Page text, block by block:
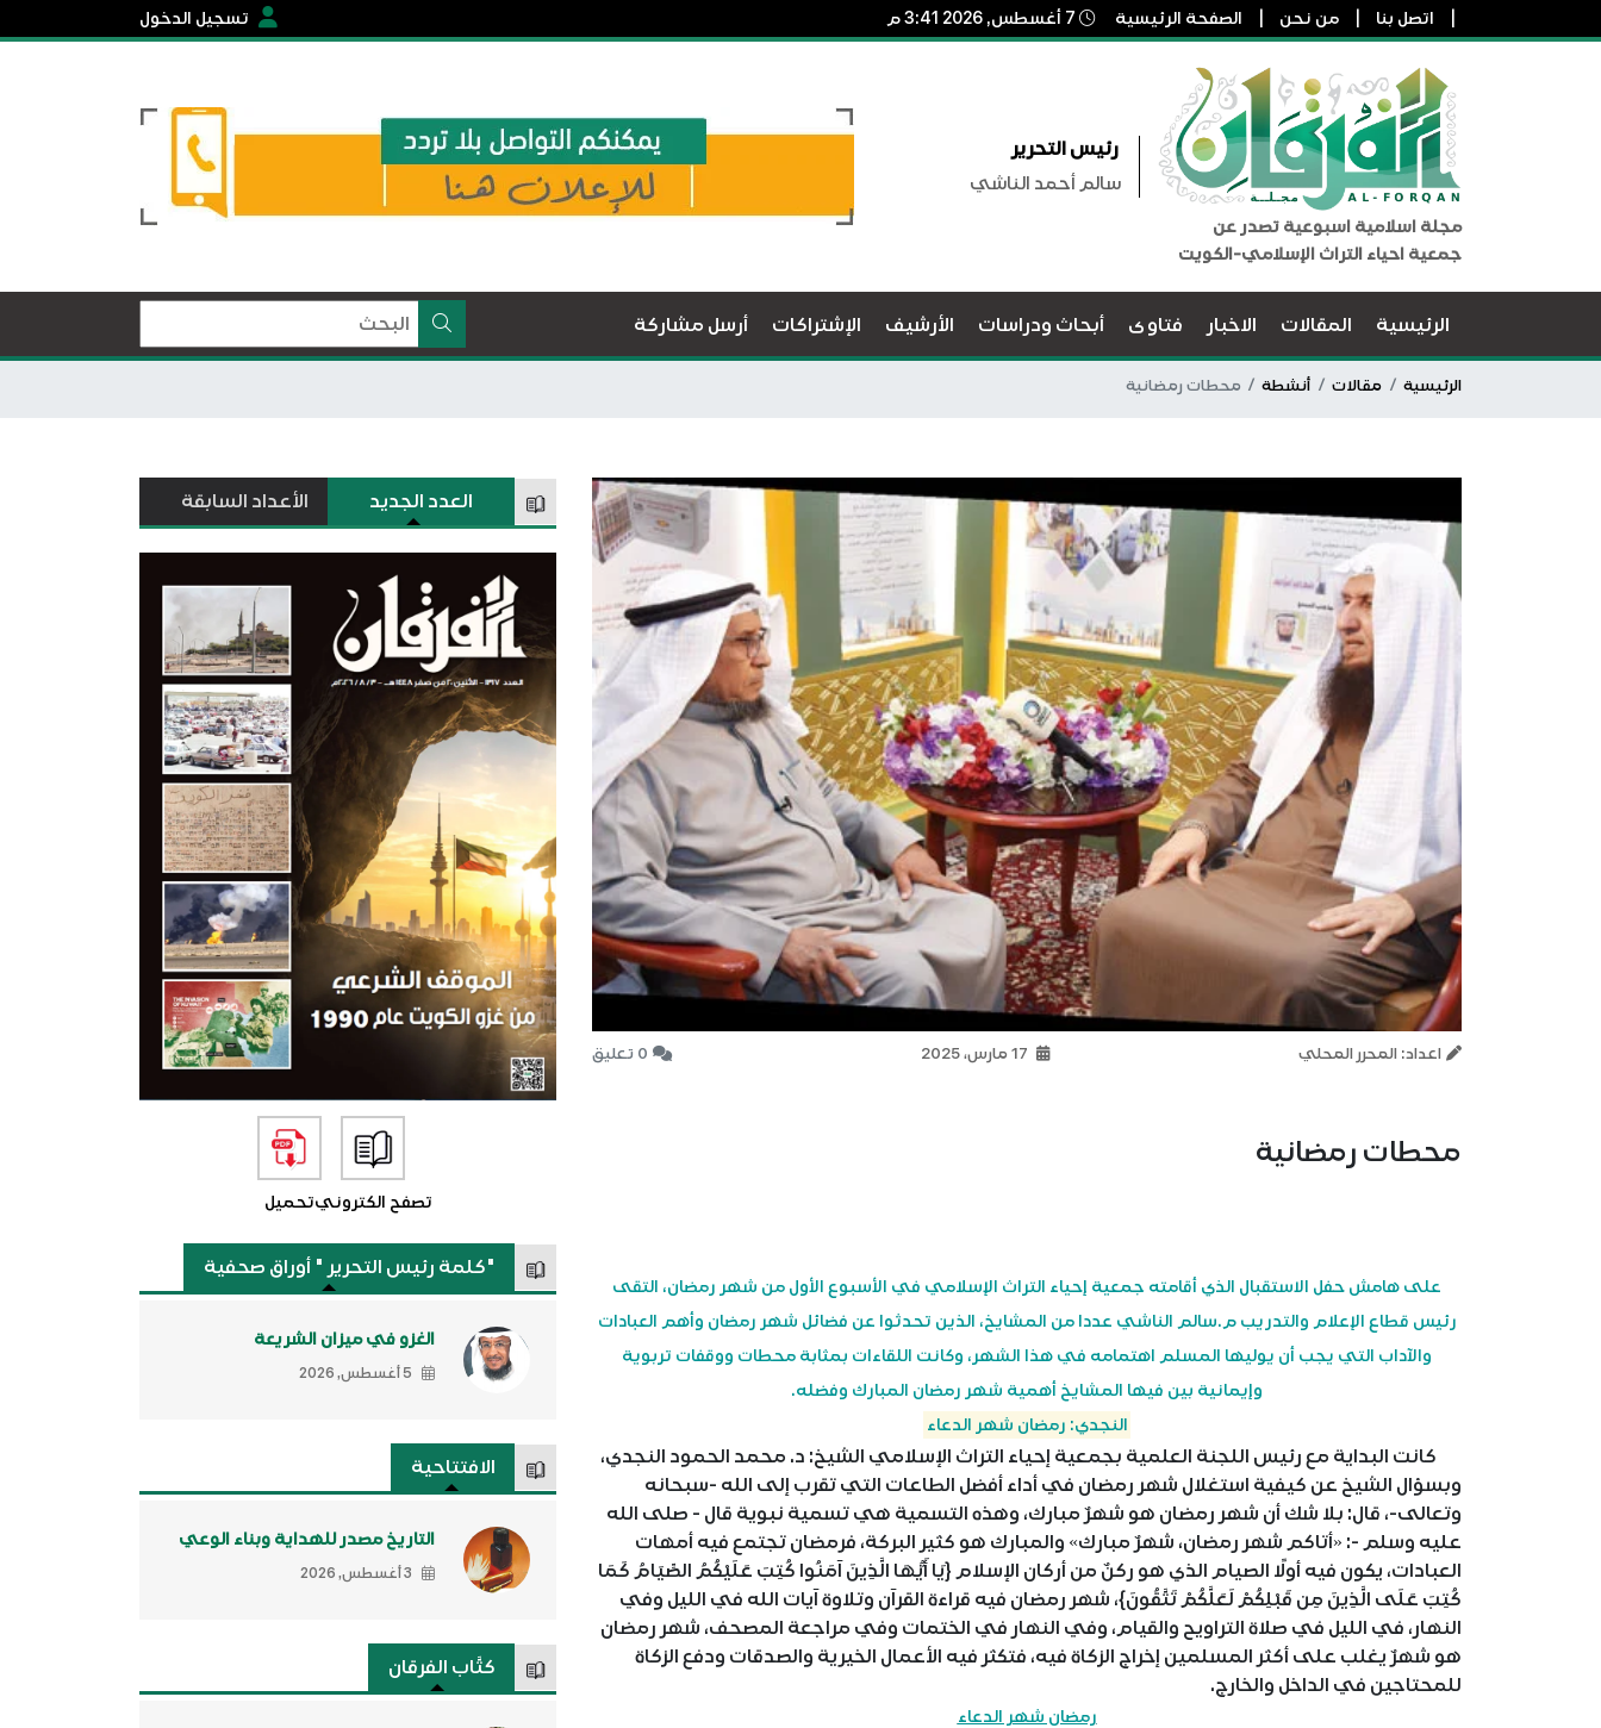
اتصل بنا من نحن الصفحة الرئيسية تسجيل الدخول
مجلة اسلامية اسبوعية تصدر عن
جمعية احياء التراث الإسلامي-الكويت
رئيس التحرير
سالم أحمد الناشي
الرئيسية المقالات الاخبار فتاوى أبحاث ودراسات الأرشيف الإشتراكات أرسل مشاركة
الرئيسية مقالات أنشطة محطات رمضانية
اعداد: المحرر المحلي 0 تعليق
محطات رمضانية
على هامش حفل الاستقبال الذي أقامته جمعية إحياء التراث الإسلامي في الأسبوع الأول من شهر رمضان، التقى
رئيس قطاع الإعلام والتدريب م.سالم الناشي عددا من المشايخ، الذين تحدثوا عن فضائل شهر رمضان وأهم العبادات
والآداب التي يجب أن يوليها المسلم اهتمامه في هذا الشهر، وكانت اللقاءات بمثابة محطات ووقفات تربوية
وإيمانية بين فيها المشايخ أهمية شهر رمضان المبارك وفضله.
النجدي: رمضان شهر الدعاء
كانت البداية مع رئيس اللجنة العلمية بجمعية إحياء التراث الإسلامي الشيخ: د. محمد الحمود النجدي،
وبسؤال الشيخ عن كيفية استغلال شهر رمضان في أداء أفضل الطاعات التي تقرب إلى الله -سبحانه
وتعالى-، قال: بلا شك أن شهر رمضان هو شهرٌ مبارك، وهذه التسمية هي تسمية نبوية قال - صلى الله
عليه وسلم -: «أتاكم شهر رمضان، شهرٌ مبارك» والمبارك هو كثير البركة، فرمضان تجتمع فيه أمهات
العبادات، يكون فيه أولًا الصيام الذي هو ركنٌ من أركان الإسلام {يَا أَيُّهَا الَّذِينَ آمَنُوا كُتِبَ عَلَيْكُمُ الصِّيَامُ كَمَا
كُتِبَ عَلَى الَّذِينَ مِن قَبْلِكُمْ لَعَلَّكُمْ تَتَّقُونَ}، شهر رمضان فيه قراءة القرآن وتلاوة آيات الله في الليل وفي
النهار، في الليل في صلاة التراويح والقيام، وفي النهار في الختمات وفي مراجعة المصحف، شهر رمضان
هو شهرٌ يغلب على أكثر المسلمين إخراج الزكاة فيه، فتكثر فيه الأعمال الخيرية والصدقات ودفع الزكاة
للمحتاجين في الداخل والخارج.
رمضان شهر الدعاء
العدد الجديد الأعداد السابقة
تصفح الكترونيتحميل
"كلمة رئيس التحرير " أوراق صحفية
الغزو في ميزان الشريعة
5 أغسطس, 2026
الافتتاحية
التاريخ مصدر للهداية وبناء الوعي
3 أغسطس, 2026
كتَّاب الفرقان